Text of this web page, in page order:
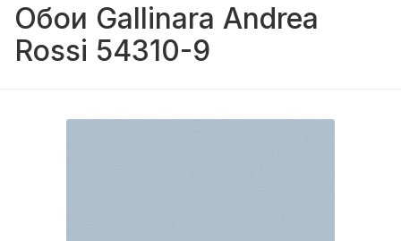
Обои Gallinara Andrea
Rossi 54310-9